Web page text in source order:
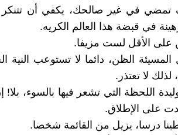
تمضي في غير صالحك، يكفي أن
في قبضة هذا العالم الكريه.
المسيئة الظن، دائما لا تستوعب النية
لذلك لا تعتذر.
وليدة اللحظة التي تشعر فيها بالسوء،
على الإطلاق.